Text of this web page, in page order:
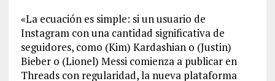
«La ecuación es simple: si un usuario de
Instagram con una cantidad significativa de
seguidores, como (Kim) Kardashian o (Justin)
Bieber o (Lionel) Messi comienza a publicar en
Threads con regularidad, la nueva plataforma